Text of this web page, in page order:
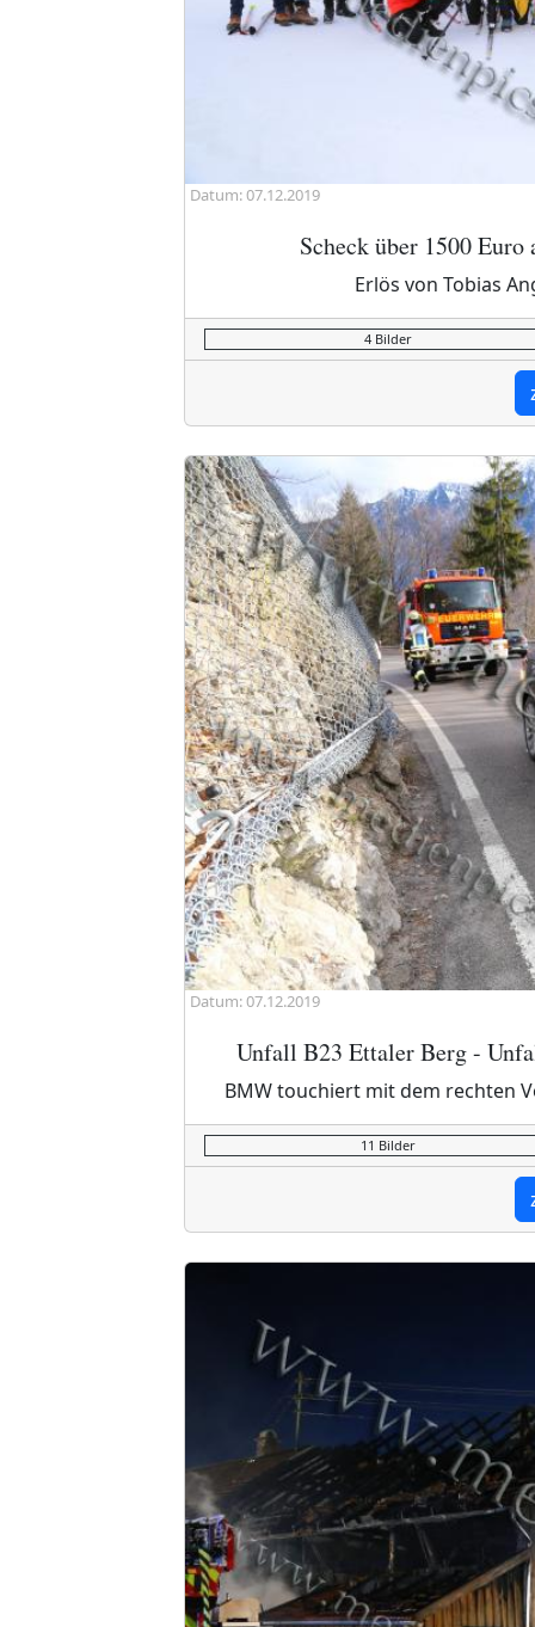
Datum: 07.12.2019
Scheck über 1500
Erlös von Tobias
4 Bilder
Datum: 07.12.2019
Unfall B23 Ettaler Berg -
BMW touchiert mit dem rechten
11 Bilder